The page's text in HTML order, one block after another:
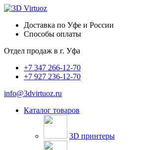
Доставка по Уфе и России
Способы оплаты
Отдел продаж в г. Уфа
+7 347 266-12-70
+7 927 236-12-70
info@3dvirtuoz.ru
Каталог товаров
3D принтеры